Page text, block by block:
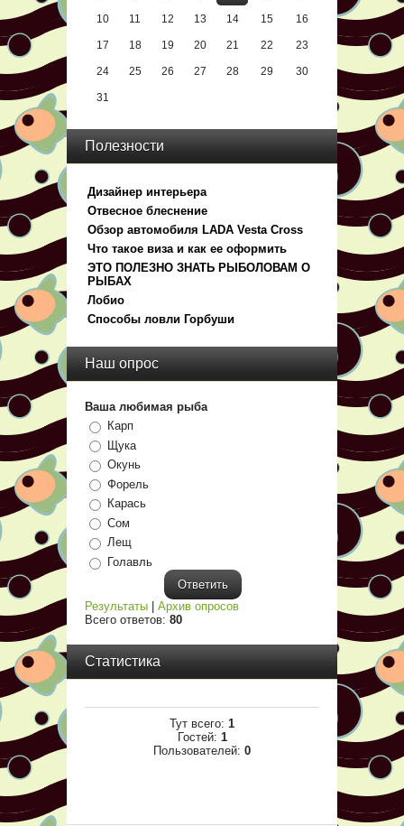
10 11 12 13 14 15 16
17 18 19 20 21 22 23
24 25 26 27 28 29 30
31
Полезности
Дизайнер интерьера
Отвесное блеснение
Обзор автомобиля LADA Vesta Cross
Что такое виза и как ее оформить
ЭТО ПОЛЕЗНО ЗНАТЬ РЫБОЛОВАМ О
РЫБАХ
Лобио
Способы ловли Горбуши
Наш опрос
Ваша любимая рыба
Карп
Щука
Окунь
Форель
Карась
Сом
Лещ
Голавль
Результаты | Архив опросов
Всего ответов: 80
Статистика
Тут всего: 1
Гостей: 1
Пользователей: 0